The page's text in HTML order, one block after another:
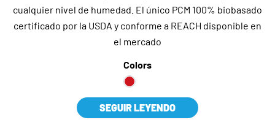
cualquier nivel de humedad. El único PCM 100% biobasado
certificado por la USDA y conforme a REACH disponible en
el mercado
Colors
SEGUIR LEYENDO